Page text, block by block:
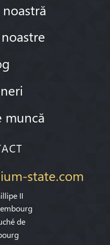
muncă
state.com
II
de